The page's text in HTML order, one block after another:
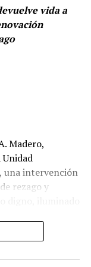
de México,
más de dos
del poder e
políticas
la
vida a
Madero,
una intervención
rezago y
una obra